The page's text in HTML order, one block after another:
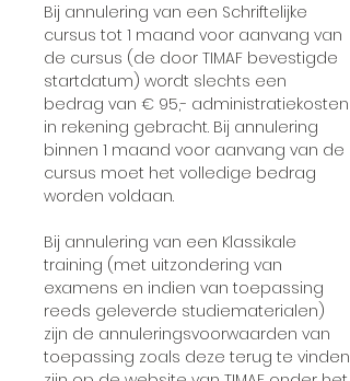
Bij annulering van een Schriftelijke
cursus tot 1 maand voor aanvang van
de cursus (de door TIMAF bevestigde
startdatum) wordt slechts een
bedrag van € 95,- administratiekosten
in rekening gebracht. Bij annulering
binnen 1 maand voor aanvang van de
cursus moet het volledige bedrag
worden voldaan.
Bij annulering van een Klassikale
training (met uitzondering van
examens en indien van toepassing
reeds geleverde studiematerialen)
zijn de annuleringsvoorwaarden van
toepassing zoals deze terug te vinden